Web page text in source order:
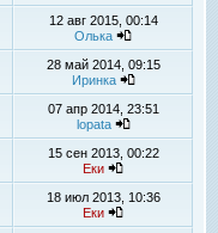
12 авг 2015, 00:14
Олька
28 май 2014, 09:15
Иринка
07 апр 2014, 23:51
lopata
15 сен 2013, 00:22
Еки
18 июл 2013, 10:36
Еки